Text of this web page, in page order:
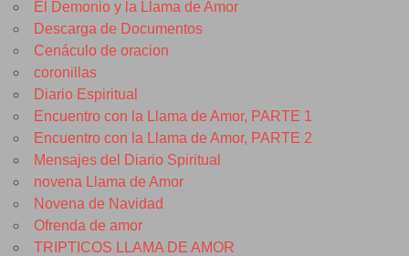
El Demonio y la Llama de Amor
Descarga de Documentos
Cenáculo de oracion
coronillas
Diario Espiritual
Encuentro con la Llama de Amor, PARTE 1
Encuentro con la Llama de Amor, PARTE 2
Mensajes del Diario Spiritual
novena Llama de Amor
Novena de Navidad
Ofrenda de amor
TRIPTICOS LLAMA DE AMOR